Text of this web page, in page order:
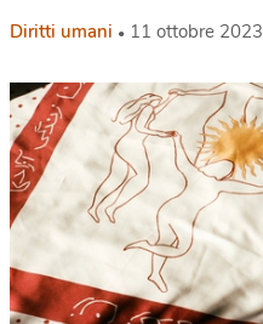
Diritti umani 11 ottobre 2023